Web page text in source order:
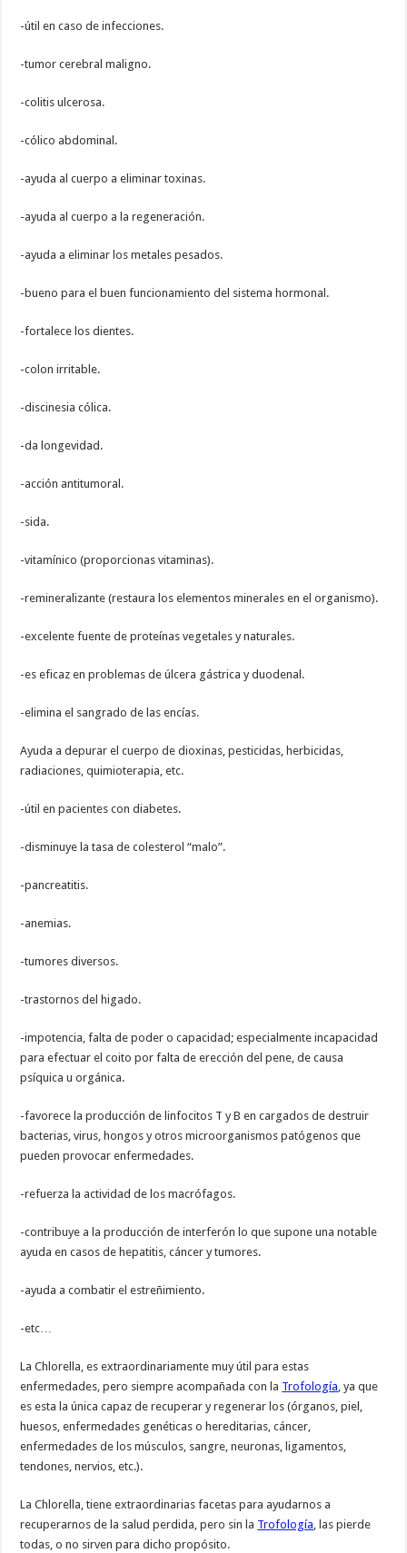
-útil en caso de infecciones.
-tumor cerebral maligno.
-colitis ulcerosa.
-cólico abdominal.
-ayuda al cuerpo a eliminar toxinas.
-ayuda al cuerpo a la regeneración.
-ayuda a eliminar los metales pesados.
-bueno para el buen funcionamiento del sistema hormonal.
-fortalece los dientes.
-colon irritable.
-discinesia cólica.
-da longevidad.
-acción antitumoral.
-sida.
-vitamínico (proporcionas vitaminas).
-remineralizante (restaura los elementos minerales en el organismo).
-excelente fuente de proteínas vegetales y naturales.
-es eficaz en problemas de úlcera gástrica y duodenal.
-elimina el sangrado de las encías.
Ayuda a depurar el cuerpo de dioxinas, pesticidas, herbicidas,
radiaciones, quimioterapia, etc.
-útil en pacientes con diabetes.
-disminuye la tasa de colesterol “malo”.
-pancreatitis.
-anemias.
-tumores diversos.
-trastornos del higado.
-impotencia, falta de poder o capacidad; especialmente incapacidad
para efectuar el coito por falta de erección del pene, de causa
psíquica u orgánica.
-favorece la producción de linfocitos T y B en cargados de destruir
bacterias, virus, hongos y otros microorganismos patógenos que
pueden provocar enfermedades.
-refuerza la actividad de los macrófagos.
-contribuye a la producción de interferón lo que supone una notable
ayuda en casos de hepatitis, cáncer y tumores.
-ayuda a combatir el estreñimiento.
-etc…
La Chlorella, es extraordinariamente muy útil para estas
enfermedades, pero siempre acompañada con la Trofología, ya que
es esta la única capaz de recuperar y regenerar los (órganos, piel,
huesos, enfermedades genéticas o hereditarias, cáncer,
enfermedades de los músculos, sangre, neuronas, ligamentos,
tendones, nervios, etc.).
La Chlorella, tiene extraordinarias facetas para ayudarnos a
recuperarnos de la salud perdida, pero sin la Trofología, las pierde
todas, o no sirven para dicho propósito.